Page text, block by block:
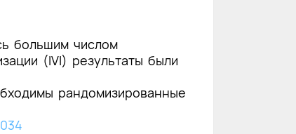
большим числом
(IVI) результаты были
рандомизированные